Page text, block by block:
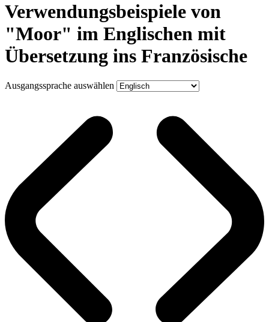
Verwendungsbeispiele von
"Moor" im Englischen mit
Übersetzung ins Französische
Ausgangssprache auswählen